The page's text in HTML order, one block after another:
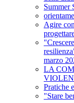
Summer
Agire
marzo
LA
Pratiche
"Stare